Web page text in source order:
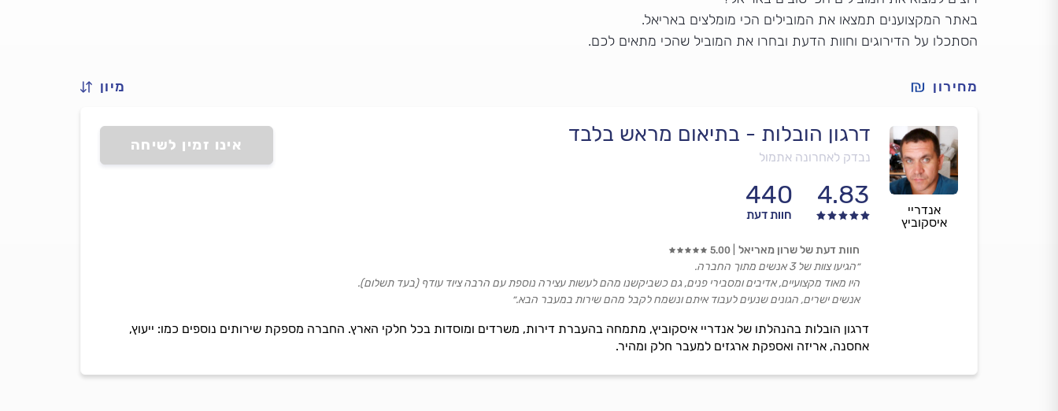
באתר המקצוענים תמצאו את המובילים הכי מומלצים באריאל.
הסתכלו על הדירוגים וחוות הדעת ובחרו את המוביל שהכי מתאים לכם.
מחירון מיון
אנדריי
איסקוביץ
דרגון הובלות - בתיאום מראש בלבד
נבדק לאחרונה אתמול
4.83
440
חוות דעת
אינו זמין לשיחה
דרגון הובלות בהנהלתו של אנדריי איסקוביץ, מתמחה בהעברת דירות, משרדים ומוסדות בכל חלקי הארץ. החברה מספקת שירותים נוספים כמו: ייעוץ,
אחסנה, אריזה ואספקת ארגזים למעבר חלק ומהיר.
חוות דעת של שרון מאריאל 5.00
״הגיעו צוות של 3 אנשים מתוך החברה.
היו מאוד מקצועיים, אדיבים ומסבירי פנים, גם כשביקשנו מהם לעשות עצירה נוספת עם הרבה ציוד עודף (בעד תשלום).
אנשים ישרים, הגונים שנעים לעבוד איתם ונשמח לקבל מהם שירות במעבר הבא.״